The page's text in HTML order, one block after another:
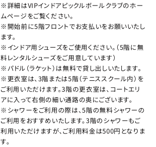
※詳細はVIPインドアピックルボールクラブのホー
ムページをご覧ください。
※開始前に5階フロントでお支払いをお願いいたし
ます。
※インドア用シューズをご使用ください。（5階に無
料レンタルシューズをご用意しています）
※パドル（ラケット）は無料で貸し出しいたします。
※更衣室は、3階または5階（テニススクール内）を
ご利用いただけます。3階の更衣室は、コートエリ
アに入って右側の細い通路の奥にございます。
※シャワーをご利用の際は、5階の無料シャワーの
ご利用をおすすめいたします。3階のシャワーもご
利用いただけますが、ご利用料金は500円となりま
す。